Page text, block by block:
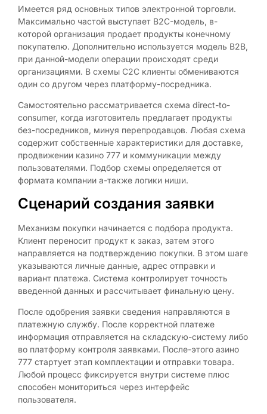
Имеется ряд основных типов электронной торговли.
Максимально частой выступает B2C-модель, в-
которой организация продает продукты конечному
покупателю. Дополнительно используется модель B2B,
при данной-модели операции происходят среди
организациями. В схемы C2C клиенты обмениваются
один со другом через платформу-посредника.
Самостоятельно рассматривается схема direct-to-
consumer, когда изготовитель предлагает продукты
без-посредников, минуя перепродавцов. Любая схема
содержит собственные характеристики для доставке,
продвижении казино 777 и коммуникации между
пользователями. Подбор схемы определяется от
формата компании а-также логики ниши.
Сценарий создания заявки
Механизм покупки начинается с подбора продукта.
Клиент переносит продукт к заказ, затем этого
направляется на подтверждению покупки. В этом шаге
указываются личные данные, адрес отправки и
вариант платежа. Система контролирует точность
введенной данных и рассчитывает финальную цену.
После одобрения заявки сведения направляются в
платежную службу. После корректной платеже
информация отправляется на складскую-систему либо
во платформу контроля заявками. После-этого азино
777 стартует этап комплектации и отправки товара.
Любой процесс фиксируется внутри системе плюс
способен мониториться через интерфейс
пользователя.